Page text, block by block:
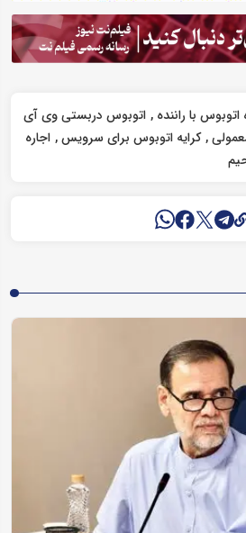
اتوبوس با راننده اتوبوس دربستی وی آی
کرایه اتوبوس برای سرویس اجاره